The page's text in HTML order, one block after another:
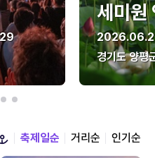
세미원
경기도 양평
축제일순 거리순 인기순